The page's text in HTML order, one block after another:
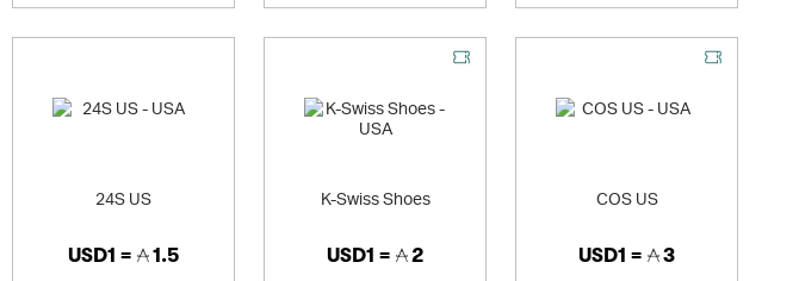
24S US
USD1 = 1.5
K-Swiss Shoes
USD1 = 2
COS US
USD1 = 3